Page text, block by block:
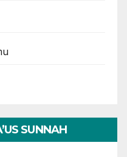
SUNNAH